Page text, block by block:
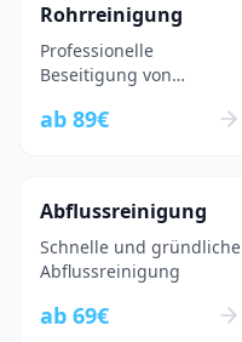
Rohrreinigung
Professionelle
Beseitigung von
ab 89€
Abflussreinigung
Schnelle und gründliche
Abflussreinigung
ab 69€